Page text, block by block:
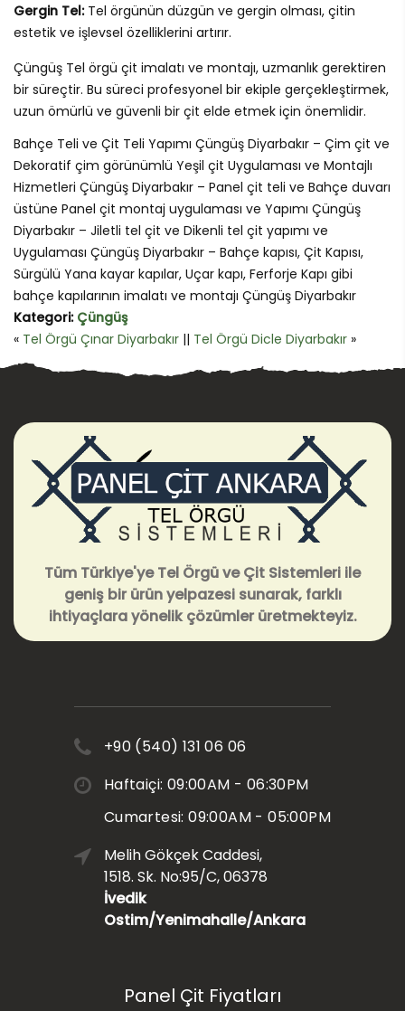
Gergin Tel:Tel örgünün düzgün ve gergin olması, çitin
estetik ve işlevsel özelliklerini artırır.
Çüngüş Tel örgü çit imalatı ve montajı, uzmanlık gerektiren
bir süreçtir. Bu süreci profesyonel bir ekiple gerçekleştirmek,
uzun ömürlü ve güvenli bir çit elde etmek için önemlidir.
Bahçe Teli ve Çit Teli Yapımı Çüngüş Diyarbakır – Çim çit ve
Dekoratif çim görünümlü Yeşil çit Uygulaması ve Montajlı
Hizmetleri Çüngüş Diyarbakır – Panel çit teli ve Bahçe duvarı
üstüne Panel çit montaj uygulaması ve Yapımı Çüngüş
Diyarbakır – Jiletli tel çit ve Dikenli tel çit yapımı ve
Uygulaması Çüngüş Diyarbakır – Bahçe kapısı, Çit Kapısı,
Sürgülü Yana kayar kapılar, Uçar kapı, Ferforje Kapı gibi
bahçe kapılarının imalatı ve montajı Çüngüş Diyarbakır
Kategori: Çüngüş
« Tel Örgü Çınar Diyarbakır || Tel Örgü Dicle Diyarbakır »
Tüm Türkiye'ye Tel Örgü ve Çit Sistemleri ile
geniş bir ürün yelpazesi sunarak, farklı
ihtiyaçlara yönelik çözümler üretmekteyiz.
+90 (540) 131 06 06
Haftaiçi: 09:00AM - 06:30PM
Cumartesi: 09:00AM - 05:00PM
Melih Gökçek Caddesi,
1518. Sk. No:95/C, 06378
İvedik
Ostim/Yenimahalle/Ankara
Panel Çit Fiyatları